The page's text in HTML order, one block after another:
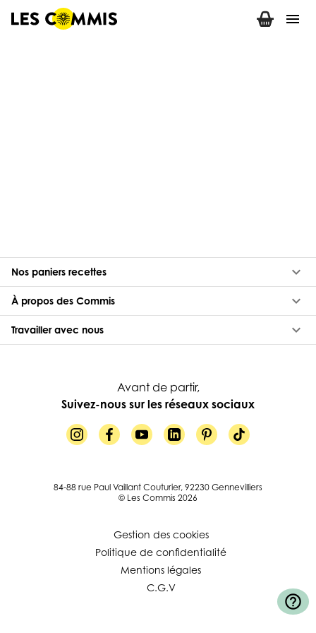
menu
Nos paniers recettes keyboard_arrow_down
À propos des Commis keyboard_arrow_down
Travailler avec nous keyboard_arrow_down
Avant de partir,
Suivez-nous sur les réseaux sociaux
84-88 rue Paul Vaillant Couturier, 92230 Gennevilliers
© Les Commis 2026
Gestion des cookies
Politique de confidentialité
Mentions légales
C.G.V
help_outline